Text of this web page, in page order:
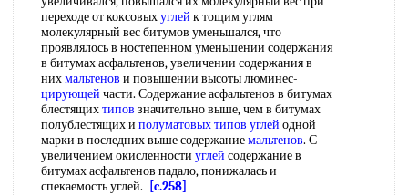
переходе от коксовыхуглей к тощим углям
молекулярный вес битумов уменьшался, что
проявлялось в ностепенном уменьшении содержания
в битумах асфальтенов, увеличении содержания в
нихмальтенов и повышении высоты люминес-
цирующей части. Содержание асфальтенов в битумах
блестящихтипов значительно выше, чем в битумах
полублестящих и полуматовыхтипов углей одной
марки в последних выше содержаниемальтенов. С
увеличением окисленности углей содержание в
битумах асфальтенов падало, понижалась и
спекаемость углей.
[c.258]